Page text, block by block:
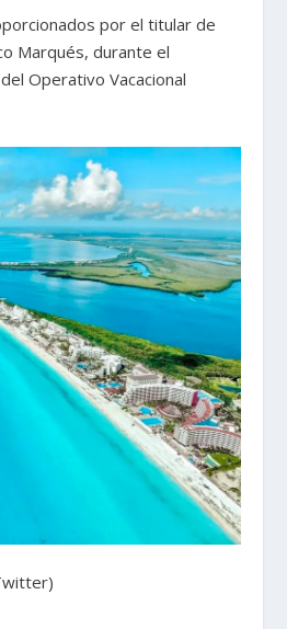
por el titular de
Marqués, durante el
Operativo Vacacional